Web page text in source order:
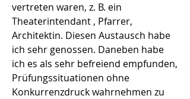
vertreten waren, z. B. ein
Theaterintendant , Pfarrer,
Architektin. Diesen Austausch habe
ich sehr genossen. Daneben habe
ich es als sehr befreiend empfunden,
Prüfungssituationen ohne
Konkurrenzdruck wahrnehmen zu